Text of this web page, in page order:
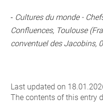
- Cultures du monde -
Confluences, Toulouse
conventuel des Jacobins,
Last updated on
The contents of this entry